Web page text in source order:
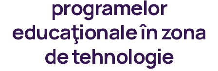
programelor
educaţionale în zona
de tehnologie